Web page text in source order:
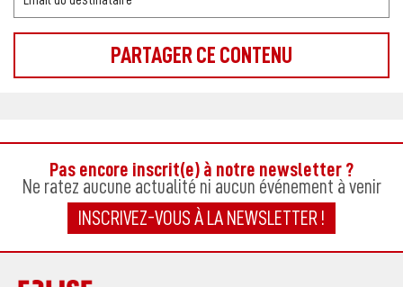
Pas encore inscrit(e) à notre newsletter ?
Ne ratez aucune actualité ni aucun événement à venir
INSCRIVEZ-VOUS À LA NEWSLETTER !